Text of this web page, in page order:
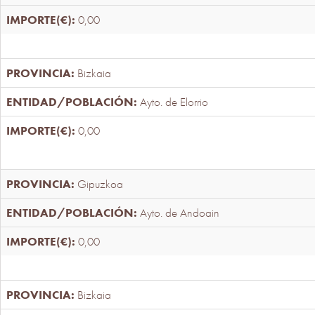
0,00
Bizkaia
Ayto. de Elorrio
0,00
Gipuzkoa
Ayto. de Andoain
0,00
Bizkaia